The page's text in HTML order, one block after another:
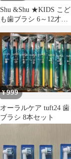
Shu &Shu ★KIDS こど
も歯ブラシ 6～12才
¥999
オーラルケア tuft24 歯
ブラシ 8本セット